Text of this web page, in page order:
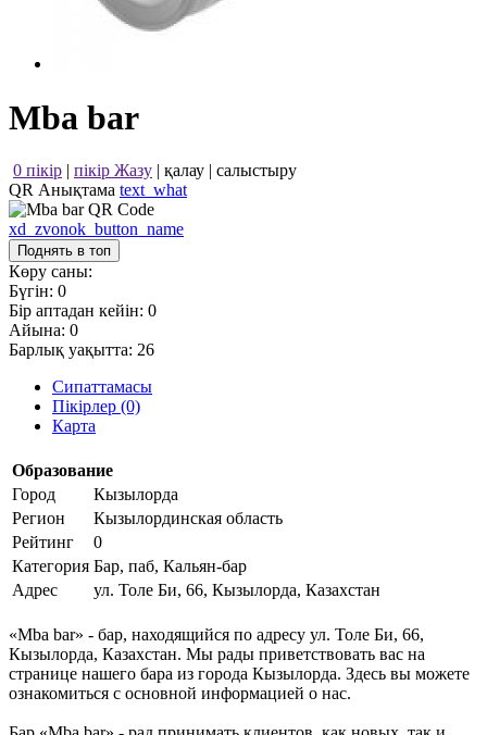
Mba bar
0 пікір | пікір Жазу | қалау | салыстыру
QR Анықтама text_what
xd_zvonok_button_name
Поднять в топ
Көру саны:
Бүгін: 0
Бір аптадан кейін: 0
Айына: 0
Барлық уақытта: 26
Сипаттамасы
Пікірлер (0)
Карта
Образование
Город
Кызылорда
Регион
Кызылординская область
Рейтинг
0
Категория Бар, паб, Кальян-бар
Адрес
ул. Толе Би, 66, Кызылорда, Казахстан
«Mba bar» - бар, находящийся по адресу ул. Толе Би, 66,
Кызылорда, Казахстан. Мы рады приветствовать вас на
странице нашего бара из города Кызылорда. Здесь вы можете
ознакомиться с основной информацией о нас.